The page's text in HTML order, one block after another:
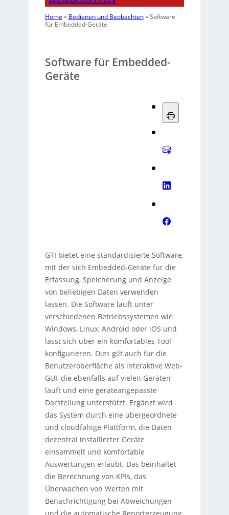
Home » Bedienen und Beobachten»Software
für Embedded-Geräte
Software für Embedded-
Geräte
GTI bietet eine standardisierte Software,
mit der sich Embedded-Geräte für die
Erfassung, Speicherung und Anzeige
von beliebigen Daten verwenden
lassen. Die Software läuft unter
verschiedenen Betriebssystemen wie
Windows, Linux, Android oder iOS und
lässt sich über ein komfortables Tool
konfigurieren. Dies gilt auch für die
Benutzeroberfläche als interaktive Web-
GUI, die ebenfalls auf vielen Geräten
läuft und eine geräteangepasste
Darstellung unterstützt. Ergänzt wird
das System durch eine übergeordnete
und cloudfähige Plattform, die Daten
dezentral installierter Geräte
einsammelt und komfortable
Auswertungen erlaubt. Das beinhaltet
die Berechnung von KPIs, das
Überwachen von Werten mit
Benachrichtigung bei Abweichungen